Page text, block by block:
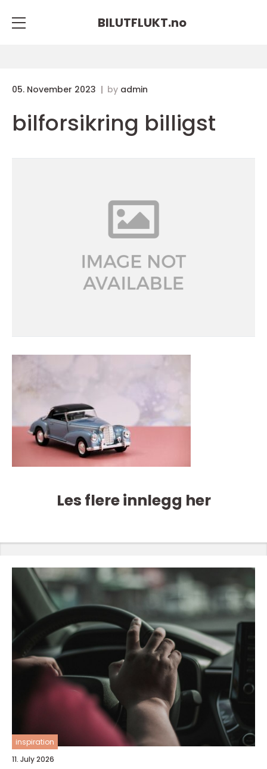
BILUTFLUKT.no
05. November 2023 by admin
bilforsikring billigst
Les flere innlegg her
inspiration
11. July 2026